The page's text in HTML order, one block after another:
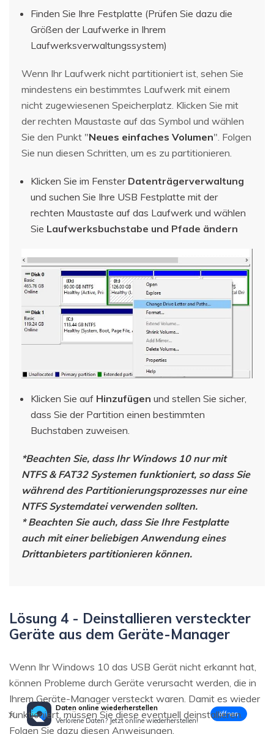
Finden Sie Ihre Festplatte (Prüfen Sie dazu die
Größen der Laufwerke in Ihrem
Laufwerksverwaltungssystem)
Wenn Ihr Laufwerk nicht partitioniert ist, sehen Sie
mindestens ein bestimmtes Laufwerk mit einem
nicht zugewiesenen Speicherplatz. Klicken Sie mit
der rechten Maustaste auf das Symbol und wählen
Sie den Punkt "Neues einfaches Volumen". Folgen
Sie nun diesen Schritten, um es zu partitionieren.
Klicken Sie im Fenster Datenträgerverwaltung
und suchen Sie Ihre USB Festplatte mit der
rechten Maustaste auf das Laufwerk und wählen
Sie Laufwerksbuchstabe und Pfade ändern
Klicken Sie auf Hinzufügen und stellen Sie sicher,
dass Sie der Partition einen bestimmten
Buchstaben zuweisen.
*Beachten Sie, dass Ihr Windows 10 nur mit
NTFS & FAT32 Systemen funktioniert, so dass Sie
während des Partitionierungsprozesses nur eine
NTFS Systemdatei verwenden sollten.
* Beachten Sie auch, dass Sie Ihre Festplatte
auch mit einer beliebigen Anwendung eines
Drittanbieters partitionieren können.
Lösung 4 - Deinstallieren versteckter
Geräte aus dem Geräte-Manager
Wenn Ihr Windows 10 das USB Gerät nicht erkannt hat,
können Probleme durch Geräte verursacht werden, die in
Ihrem Geräte-Manager versteckt waren. Damit es wieder
funktioniert, müssen Sie diese eventuell deinstallieren.
Folgen Sie dazu diesen Anweisungen.
Daten online wiederherstellen
Verlorene Daten? Jetzt online wiederherstellen!
öffnen